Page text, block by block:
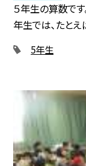
５年生の算数で
年生では、たとえ
5年生